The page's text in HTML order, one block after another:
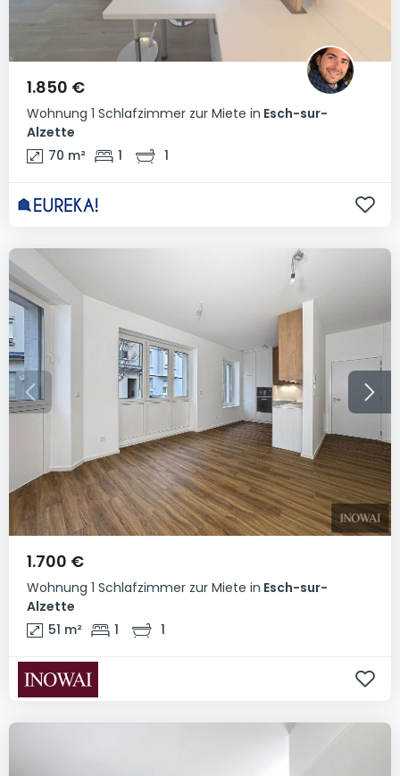
Wohnung 1 Schlafzimmer zur Miete in Esch-sur-
Alzette
1.850 €
70 m² 1 1
Wohnung 1 Schlafzimmer zur Miete in Esch-sur-
Alzette
1.700 €
51 m² 1 1